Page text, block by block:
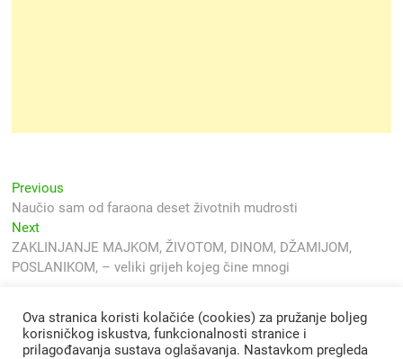
Navigacija
objava
Previous
post:
Naučio sam od faraona deset životnih mudrosti
NextNext
post:
ZAKLINJANJE MAJKOM, ŽIVOTOM, DINOM, DŽAMIJOM,
POSLANIKOM, – veliki grijeh kojeg čine mnogi
Ova stranica koristi kolačiće (cookies) za pružanje boljeg
korisničkog iskustva, funkcionalnosti stranice i
prilagođavanja sustava oglašavanja. Nastavkom pregleda